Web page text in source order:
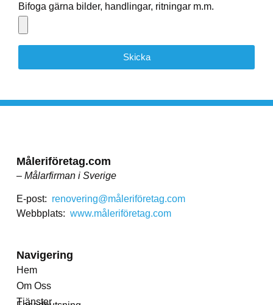
Bifoga gärna bilder, handlingar, ritningar m.m.
Skicka
Måleriföretag.com
– Målarfirman i Sverige
E-post: renovering@måleriföretag.com
Webbplats: www.måleriföretag.com
Navigering
Hem
Om Oss
Tjänster